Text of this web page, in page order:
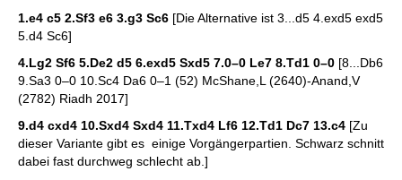
1.e4 c5 2.Sf3 e6 3.g3 Sc6 [Die Alternative ist 3...d5 4.exd5 exd5
5.d4 Sc6]
4.Lg2 Sf6 5.De2 d5 6.exd5 Sxd5 7.0–0 Le7 8.Td1 0–0 [8...Db6
9.Sa3 0–0 10.Sc4 Da6 0–1 (52) McShane,L (2640)-Anand,V
(2782) Riadh 2017]
9.d4 cxd4 10.Sxd4 Sxd4 11.Txd4 Lf6 12.Td1 Dc7 13.c4 [Zu
dieser Variante gibt es einige Vorgängerpartien. Schwarz schnitt
dabei fast durchweg schlecht ab.]